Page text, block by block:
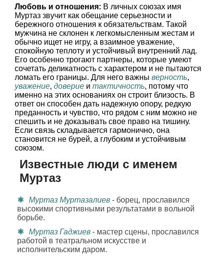
Любовь и отношения: В личных союзах имя
Муртаз звучит как обещание серьезности и
бережного отношения к обязательствам. Такой
мужчина не склонен к легкомысленным жестам и
обычно ищет не игру, а взаимное уважение,
спокойную теплоту и устойчивый внутренний лад.
Его особенно трогают партнеры, которые умеют
сочетать деликатность с характером и не пытаются
ломать его границы. Для него важны верность,
уважение, доверие и тактичность, потому что
именно на этих основаниях он строит близость. В
ответ он способен дать надежную опору, редкую
преданность и чувство, что рядом с ним можно не
спешить и не доказывать свое право на тишину.
Если связь складывается гармонично, она
становится не бурей, а глубоким и устойчивым
союзом.
Известные люди с именем
Муртаз
Муртаз Муртазалиев - борец, прославился
высокими спортивными результатами в вольной
борьбе.
Муртаз Гаджиев - мастер сцены, прославился
работой в театральном искусстве и
исполнительским даром.